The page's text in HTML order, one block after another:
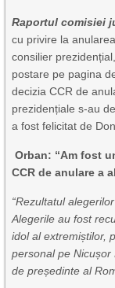
Raportul comisiei
cu privire la
consilier
postare pe pagina
decizia CCR de
prezidențiale s-au
a fost felicitat de
Orban: “Am fost
CCR de anulare a
“Rezultatul
Alegerile au fost
idol al extremiștilor,
personal pe
de președinte al